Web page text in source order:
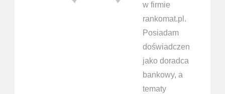
w firmie
rankomat.pl.
Posiadam
doświadczenie
jako doradca
bankowy, a
tematy